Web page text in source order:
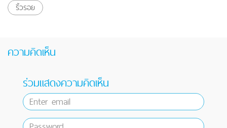
ริ้วรอย
ความคิดเห็น
ร่วมแสดงความคิดเห็น